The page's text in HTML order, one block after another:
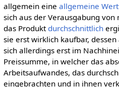
allgemein eine allgemeine
sich aus der Verausgabung
das Produkt durchschnittlich
sie erst wirklich kaufbar,
sich allerdings erst im
Preissumme, in welcher das
Arbeitsaufwandes, das
eingebrachten und in ihnen